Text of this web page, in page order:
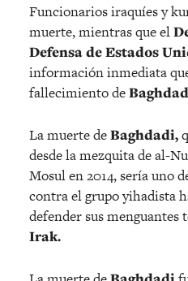
Funcionarios iraquíes y
muerte, mientras que el
Defensa de Estados
información inmediata
fallecimiento de
La muerte deBaghdadi,
desde la mezquita de al-
Mosul en 2014, sería uno
contra el grupo yihadista
defender sus
Irak.